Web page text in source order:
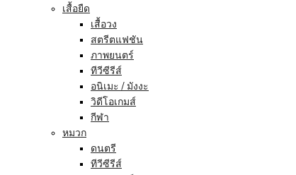
เสื้อยืด
เสื้อวง
สตรีตแฟชัน
ภาพยนตร์
ทีวีซีรีส์
อนิเมะ / มังงะ
วิดีโอเกมส์
กีฬา
หมวก
ดนตรี
ทีวีซีรีส์